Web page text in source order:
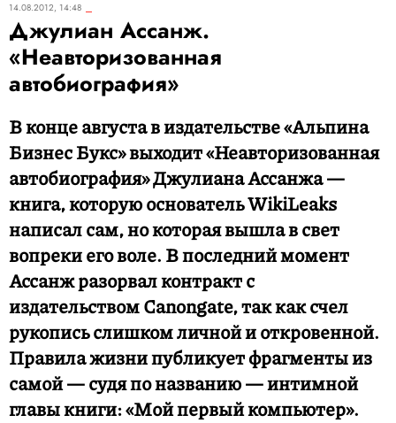
14.08.2012, 14:48
Джулиан Ассанж.
«Неавторизованная
автобиография»
В конце августа в издательстве «Альпина
Бизнес Букс» выходит «Неавторизованная
автобиография» Джулиана Ассанжа —
книга, которую основатель WikiLeaks
написал сам, но которая вышла в свет
вопреки его воле. В последний момент
Ассанж разорвал контракт с
издательством Canongate, так как счел
рукопись слишком личной и откровенной.
Правила жизни публикует фрагменты из
самой — судя по названию — интимной
главы книги: «Мой первый компьютер».